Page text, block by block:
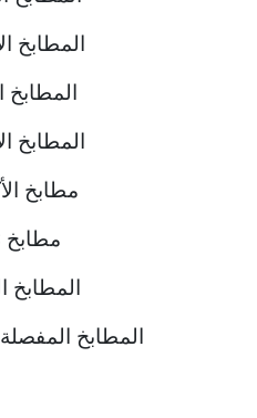
المطابخ
المطابخ
المطابخ
مطابخ
مطابخ PVC.
المطابخ
المطابخ